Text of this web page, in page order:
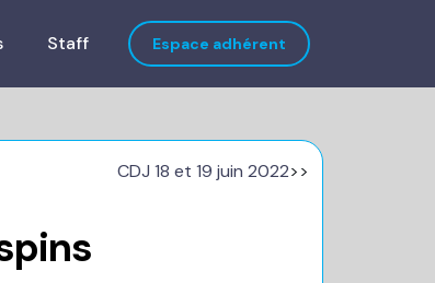
Staff Espace adhérent
CDJ 18 et 19 juin 2022>>